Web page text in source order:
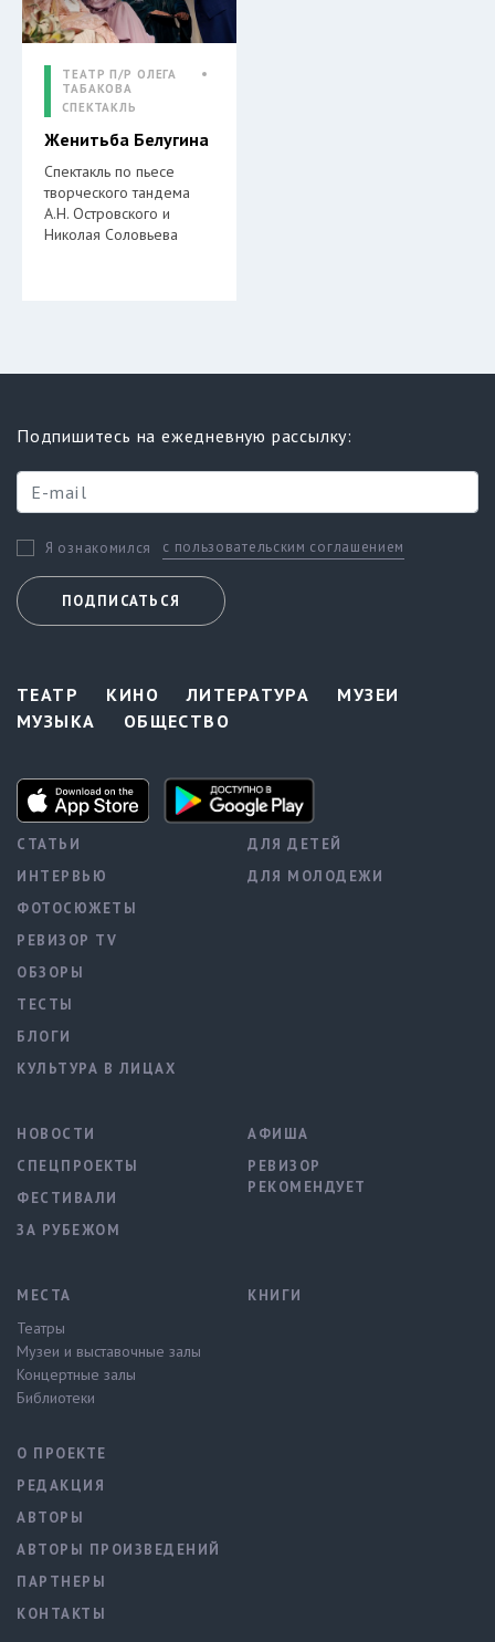
ТЕАТР П/Р ОЛЕГА
ТАБАКОВА
СПЕКТАКЛЬ
Женитьба Белугина
Спектакль по пьесе
творческого тандема
А.Н. Островского и
Николая Соловьева
Подпишитесь на ежедневную рассылку:
Я ознакомился с пользовательским соглашением
ПОДПИСАТЬСЯ
ТЕАТР КИНО ЛИТЕРАТУРА
МУЗЕИ
МУЗЫКА
ОБЩЕСТВО
СТАТЬИ
ИНТЕРВЬЮ
ФОТОСЮЖЕТЫ
РЕВИЗОР TV
ОБЗОРЫ
ТЕСТЫ
БЛОГИ
КУЛЬТУРА В ЛИЦАХ
ДЛЯ ДЕТЕЙ
ДЛЯ МОЛОДЕЖИ
НОВОСТИ
СПЕЦПРОЕКТЫ
ФЕСТИВАЛИ
ЗА РУБЕЖОМ
АФИША
РЕВИЗОР
РЕКОМЕНДУЕТ
МЕСТА
Театры
Музеи и выставочные залы
Концертные залы
Библиотеки
КНИГИ
О ПРОЕКТЕ
РЕДАКЦИЯ
АВТОРЫ
АВТОРЫ ПРОИЗВЕДЕНИЙ
ПАРТНЕРЫ
КОНТАКТЫ